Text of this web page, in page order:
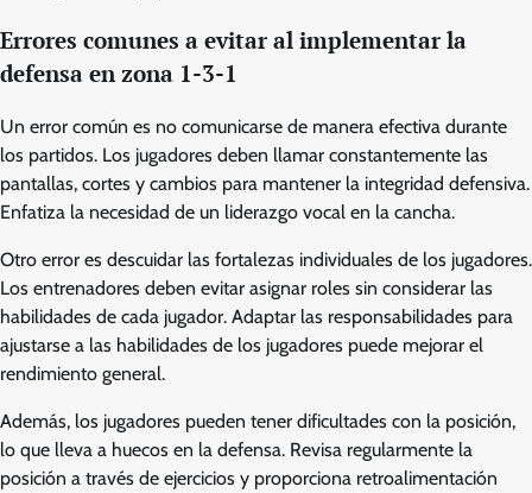
Errores comunes a evitar al implementar la
defensa en zona 1-3-1
Un error común es no comunicarse de manera efectiva durante
los partidos. Los jugadores deben llamar constantemente las
pantallas, cortes y cambios para mantener la integridad defensiva.
Enfatiza la necesidad de un liderazgo vocal en la cancha.
Otro error es descuidar las fortalezas individuales de los jugadores.
Los entrenadores deben evitar asignar roles sin considerar las
habilidades de cada jugador. Adaptar las responsabilidades para
ajustarse a las habilidades de los jugadores puede mejorar el
rendimiento general.
Además, los jugadores pueden tener dificultades con la posición,
lo que lleva a huecos en la defensa. Revisa regularmente la
posición a través de ejercicios y proporciona retroalimentación